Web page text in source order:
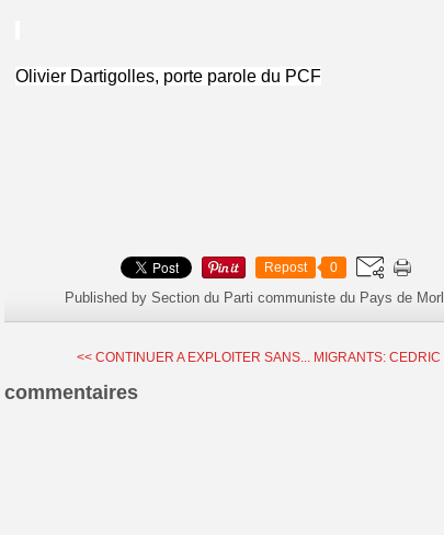
Olivier Dartigolles, porte parole du PCF
Repost 0
Published by Section du Parti communiste du Pays de
<< CONTINUER A EXPLOITER SANS... MIGRANTS:
commentaires